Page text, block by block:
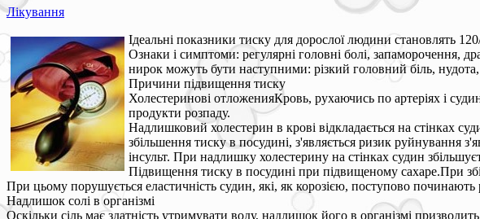
Лікування
Ідеальні показники тиску для дорослої людини становлять
Ознаки і симптоми: регулярні головні болі, запаморочення,
нирок можуть бути наступними: різкий головний біль,
Причини підвищення тиску
Холестеринові отложенияКровь, рухаючись по артеріях і
продукти розпаду.
Надлишковий холестерин в крові відкладається на стінках
збільшення тиску в посудині, з'являється ризик руйнування
інсульт. При надлишку холестерину на стінках судин
Підвищення тиску в посудині при підвищеному сахаре.При
При цьому порушується еластичність судин, які, як корозією, поступово починають
Надлишок солі в організмі
Оскільки сіль має здатність утримувати воду, надлишок його в організмі